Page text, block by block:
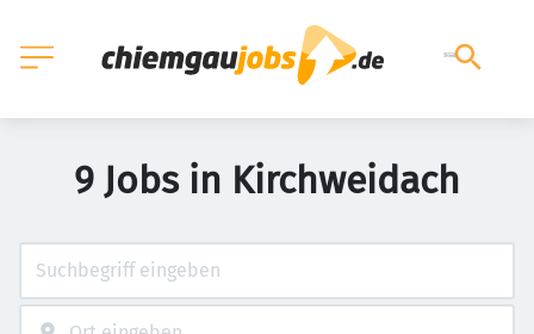
9 Jobs in Kirchweidach